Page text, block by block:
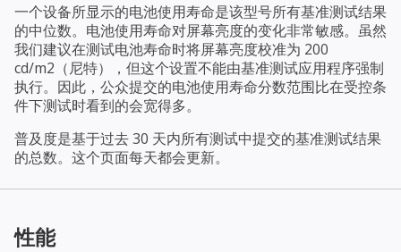
一个设备所显示的电池使用寿命是该型号所有基准测试结果
的中位数。电池使用寿命对屏幕亮度的变化非常敏感。虽然
我们建议在测试电池寿命时将屏幕亮度校准为 200
cd/m2（尼特），但这个设置不能由基准测试应用程序强制
执行。因此，公众提交的电池使用寿命分数范围比在受控条
件下测试时看到的会宽得多。
普及度是基于过去 30 天内所有测试中提交的基准测试结果
的总数。这个页面每天都会更新。
性能